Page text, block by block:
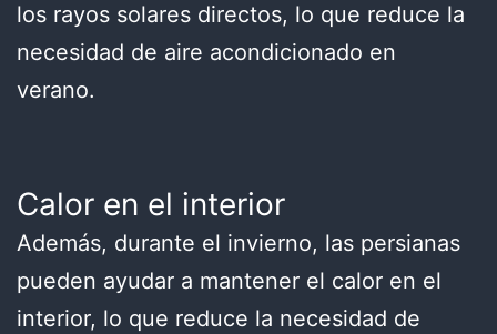
los rayos solares directos, lo que reduce la
necesidad de aire acondicionado en
verano.
Calor en el interior
Además, durante el invierno, las persianas
pueden ayudar a mantener el calor en el
interior, lo que reduce la necesidad de